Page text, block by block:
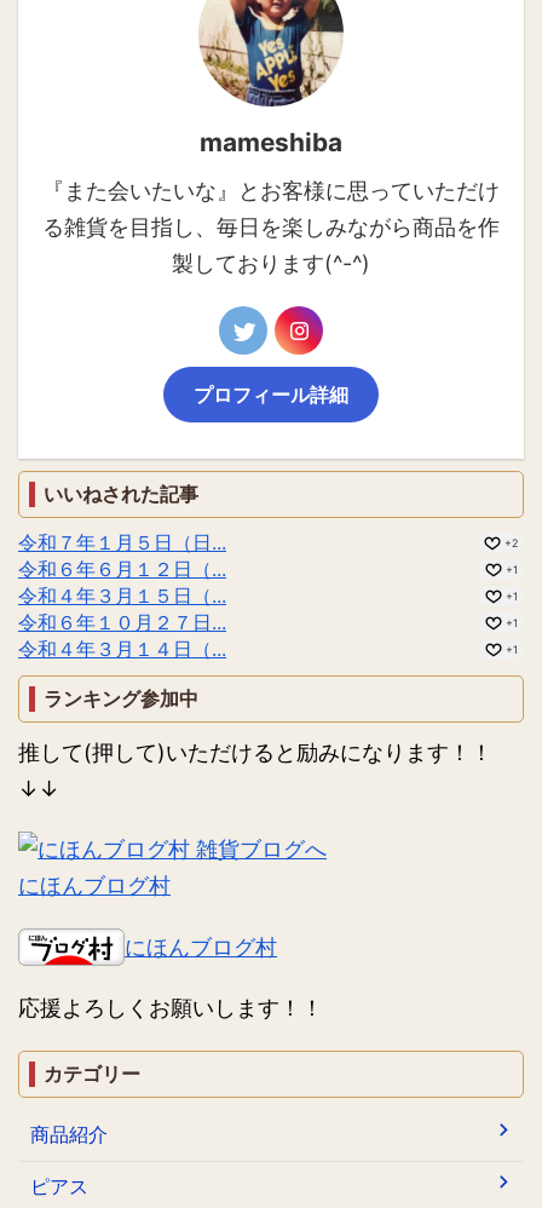
mameshiba
『また会いたいな』とお客様に思っていただけ
る雑貨を目指し、毎日を楽しみながら商品を作
製しております(^-^)
プロフィール詳細
いいねされた記事
令和７年１月５日（日...
+2
令和６年６月１２日（... +1
令和４年３月１５日（... +1
令和６年１０月２７日... +1
令和４年３月１４日（... +1
ランキング参加中
推して(押して)いただけると励みになります！！
↓↓
にほんブログ村
にほんブログ村
応援よろしくお願いします！！
カテゴリー
商品紹介
ピアス